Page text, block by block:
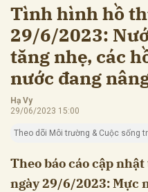
Tình hình hồ
29/6/2023:
tăng nhẹ, các
nước đang
Hạ Vy
29/06/2023 15:00
Theo dõi Môi trường & Cuộc sống
Theo báo cáo cập
ngày 29/6/2023: Mực